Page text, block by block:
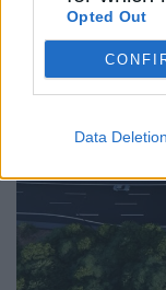
Opted Out
Data Deletion
ΔΕΊΤΕ